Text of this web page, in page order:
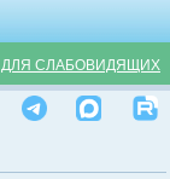
ДЛЯ СЛАБОВИДЯЩИХ